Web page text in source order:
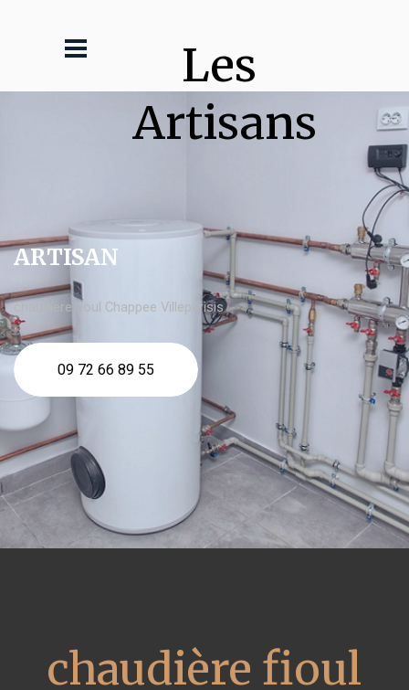
Les
Artisans
ARTISAN
chaudière fioul Chappee Villeparisis
09 72 66 89 55
chaudière fioul